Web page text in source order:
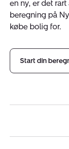
en ny, er det
beregning på
købe bolig for.
Start din